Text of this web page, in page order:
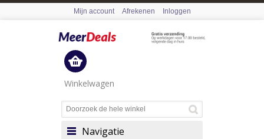
Mijn account Afrekenen Inloggen
Winkelwagen
Navigatie